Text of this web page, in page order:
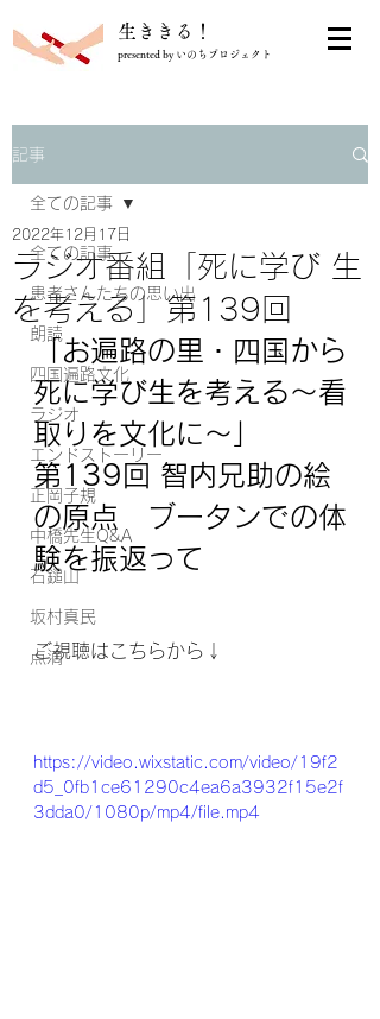
​生ききる！
presented by いのちプロジェクト
記事
全ての記事
患者さんたちの思い出
朗読
四国遍路文化
ラジオ
エンドストーリー
正岡子規
中橋先生Q&A
石鎚山
坂村真民
点滴
全ての記事
ラジオ番組「死に学び 生
を考える」第139回
2022年12月17日
「お遍路の里・四国から
死に学び生を考える～看
取りを文化に～
第139回 智内兄助の絵
の原点　ブータンでの体
験を振返って
ご視聴はこちらから↓
https://video.wixstatic.com/video/19f2
d5_0fb1ce61290c4ea6a3932f15e2f
3dda0/1080p/mp4/file.mp4